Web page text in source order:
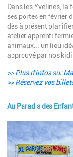
Description
Dans les Yvelines, la
ses portes en février
dès à présent
atelier apprenti
animaux... un lieu
approuvé par nos
>> Plus d'infos sur
>> Réservez vos
Au Paradis des
Image